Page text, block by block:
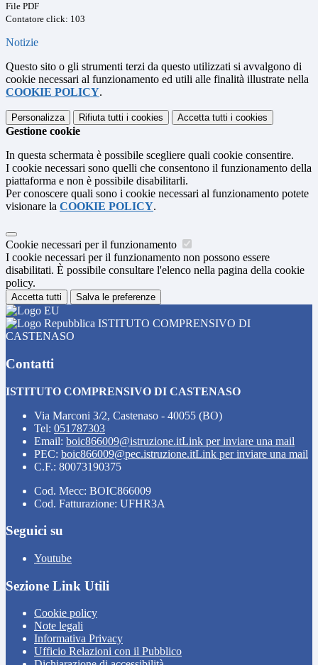
File PDF
Contatore click: 103
Notizie
Questo sito o gli strumenti terzi da questo utilizzati si avvalgono di
cookie necessari al funzionamento ed utili alle finalità illustrate nella
COOKIE POLICY.
Personalizza Rifiuta tutti i cookies Accetta tutti i cookies
Gestione cookie
In questa schermata è possibile scegliere quali cookie consentire.
I cookie necessari sono quelli che consentono il funzionamento della
piattaforma e non è possibile disabilitarli.
Per conoscere quali sono i cookie necessari al funzionamento potete
visionare la COOKIE POLICY.
Cookie necessari per il funzionamento
I cookie necessari per il funzionamento non possono essere
disabilitati. È possibile consultare l'elenco nella pagina della cookie
policy.
Accetta tutti Salva le preferenze
ISTITUTO COMPRENSIVO DI
CASTENASO
Contatti
ISTITUTO COMPRENSIVO DI CASTENASO
Via Marconi 3/2, Castenaso - 40055 (BO)
Tel: 051787303
Email: boic866009@istruzione.itLink per inviare una mail
PEC: boic866009@pec.istruzione.itLink per inviare una mail
C.F.: 80073190375
Cod. Mecc: BOIC866009
Cod. Fatturazione: UFHR3A
Seguici su
Youtube
Sezione Link Utili
Cookie policy
Note legali
Informativa Privacy
Ufficio Relazioni con il Pubblico